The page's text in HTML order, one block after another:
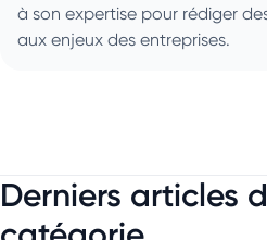
à son expertise pour rédiger
aux enjeux des entreprises.
Derniers articles